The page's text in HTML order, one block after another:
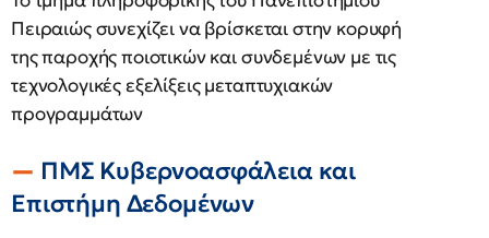
Πειραιώς συνεχίζει να βρίσκεται στην κορυφή
της παροχής ποιοτικών και συνδεμένων με τις
τεχνολογικές εξελίξεις μεταπτυχιακών
προγραμμάτων
ΠΜΣ Κυβερνοασφάλεια και
Επιστήμη Δεδομένων